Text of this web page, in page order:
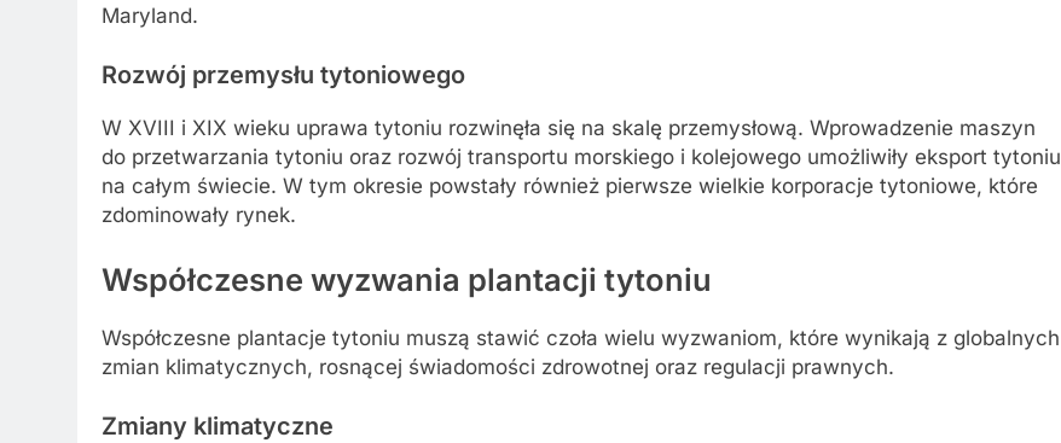
Maryland.
Rozwój przemysłu tytoniowego
W XVIII i XIX wieku uprawa tytoniu rozwinęła się na skalę przemysłową. Wprowadzenie maszyn
do przetwarzania tytoniu oraz rozwój transportu morskiego i kolejowego umożliwiły eksport tytoniu
na całym świecie. W tym okresie powstały również pierwsze wielkie korporacje tytoniowe, które
zdominowały rynek.
Współczesne wyzwania plantacji tytoniu
Współczesne plantacje tytoniu muszą stawić czoła wielu wyzwaniom, które wynikają z globalnych
zmian klimatycznych, rosnącej świadomości zdrowotnej oraz regulacji prawnych.
Zmiany klimatyczne